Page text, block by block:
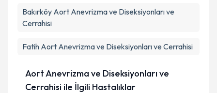
Bakırköy Aort Anevrizma ve Diseksiyonları ve
Cerrahisi
Fatih Aort Anevrizma ve Diseksiyonları ve Cerrahisi
Aort Anevrizma ve Diseksiyonları ve
Cerrahisi ile İlgili Hastalıklar